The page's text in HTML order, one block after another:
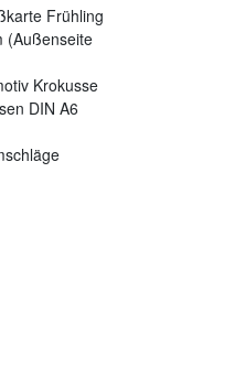
Frühling
(Außenseite
Krokusse
DIN A6